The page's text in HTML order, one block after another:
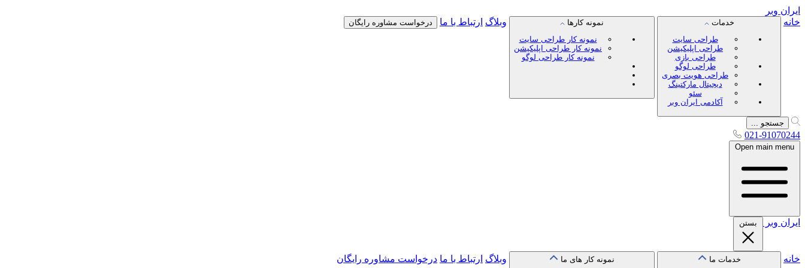
ایران وبر
خانه
خدمات
طراحی سایت
طراحی اپلیکیشن
طراحی بازی
طراحی لوگو
طراحی هویت بصری
دیجیتال مارکتینگ
سئو
آکادمی ایران وبر
نمونه کارها
نمونه کار طراحی سایت
نمونه کار طراحی اپلیکیشن
نمونه کار طراحی لوگو
وبلاگ ارتباط با ما درخواست مشاوره رایگان
جستجو ...
021-91070244
Open main menu
ایران وبر بستن
خانه
خدمات ما
نمونه کار های ما
وبلاگ ارتباط با ما درخواست مشاوره رایگان